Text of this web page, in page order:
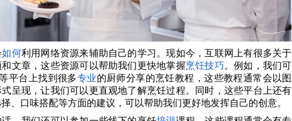
如何利用网络资源来辅助自己的学习。现如今，互联网上有很多关于
文章，这些资源可以帮助我们更快地掌握烹饪技巧。例如，我们可
平台上找到很多专业的厨师分享的烹饪教程，这些教程通常会以图
呈现，让我们可以更直观地了解烹饪过程。同时，这些平台上还有
、口味搭配等方面的建议，可以帮助我们更好地发挥自己的创意。